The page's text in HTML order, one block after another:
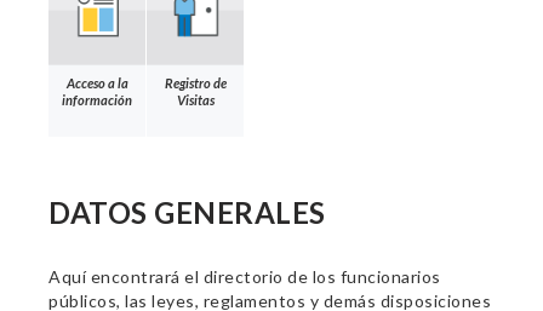
Acceso a la
información
Registro de
Visitas
DATOS GENERALES
Aquí encontrará el directorio de los funcionarios
públicos, las leyes, reglamentos y demás disposiciones